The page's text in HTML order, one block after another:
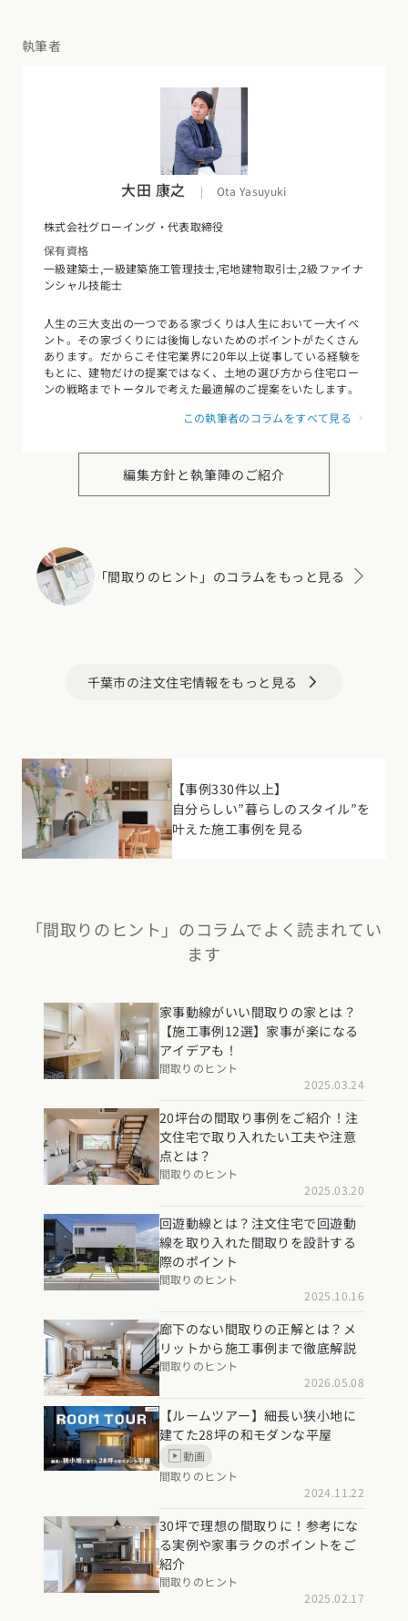
熊本県大分県
愛知県
滋賀県奈良県
四国エリア
香川県徳島県
九州・沖縄エリア
福岡県佐賀県長崎県熊本県 大分県宮崎県鹿児島県
沖縄県
執筆者
大田 康之 | Ota Yasuyuki
株式会社グローイング・代表取締役
保有資格
一級建築士,一級建築施工管理技士,宅地建物取引士,2級ファイナ
ンシャル技能士
人生の三大支出の一つである家づくりは人生において一大イベ
ント。その家づくりには後悔しないためのポイントがたくさん
あります。だからこそ住宅業界に20年以上従事している経験を
もとに、建物だけの提案ではなく、土地の選び方から住宅ロー
ンの戦略までトータルで考えた最適解のご提案をいたします。
この執筆者のコラムをすべて見る
編集方針と執筆陣のご紹介
「間取りのヒント」のコラムをもっと見る
千葉市の注文住宅情報をもっと見る arrow_forward_ios
【事例330件以上】
自分らしい”暮らしのスタイル”を
叶えた施工事例を見る
「間取りのヒント」のコラムでよく読まれてい
ます
家事動線がいい間取りの家とは？
【施工事例12選】家事が楽になる
アイデアも！
間取りのヒント
2025.03.24
20坪台の間取り事例をご紹介！注
文住宅で取り入れたい工夫や注意
点とは？
間取りのヒント
2025.03.20
回遊動線とは？注文住宅で回遊動
線を取り入れた間取りを設計する
際のポイント
間取りのヒント
2025.10.16
廊下のない間取りの正解とは？メ
リットから施工事例まで徹底解説
間取りのヒント
2026.05.08
【ルームツアー】細長い狭小地に
建てた28坪の和モダンな平屋
動画
間取りのヒント
2024.11.22
30坪で理想の間取りに！参考にな
る実例や家事ラクのポイントをご
紹介
間取りのヒント
2025.02.17